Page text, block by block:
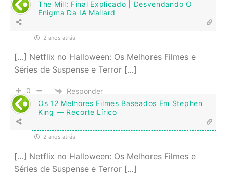
The Mill: Final Explicado | Desvendando O
Enigma Da IA Mallard
2 anos atrás
[…] Netflix no Halloween: Os Melhores Filmes e
Séries de Suspense e Terror […]
0
Responder
Os 12 Melhores Filmes Baseados Em Stephen
King — Recorte Lírico
2 anos atrás
[…] Netflix no Halloween: Os Melhores Filmes e
Séries de Suspense e Terror […]